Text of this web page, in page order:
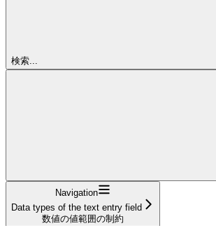
検索...
Navigation
Data types of the text entry field
数値の値範囲の制約